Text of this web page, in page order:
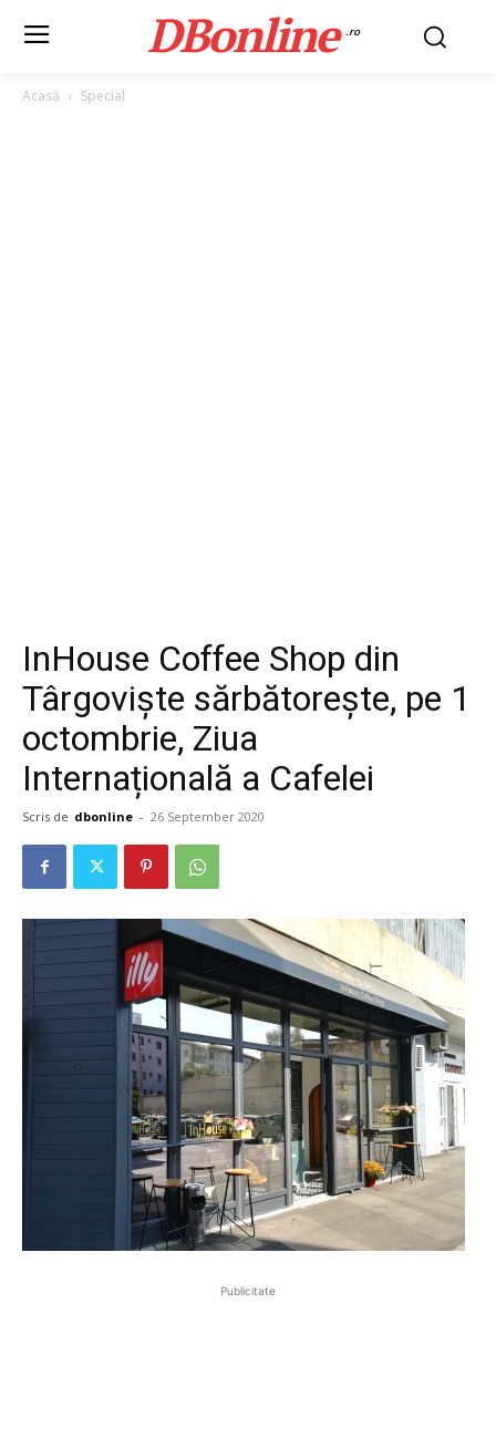
DBonline .ro
Acasă Special
InHouse Coffee Shop din
Târgoviște sărbătorește, pe 1
octombrie, Ziua
Internațională a Cafelei
Scris de dbonline - 26 September 2020
Publicitate